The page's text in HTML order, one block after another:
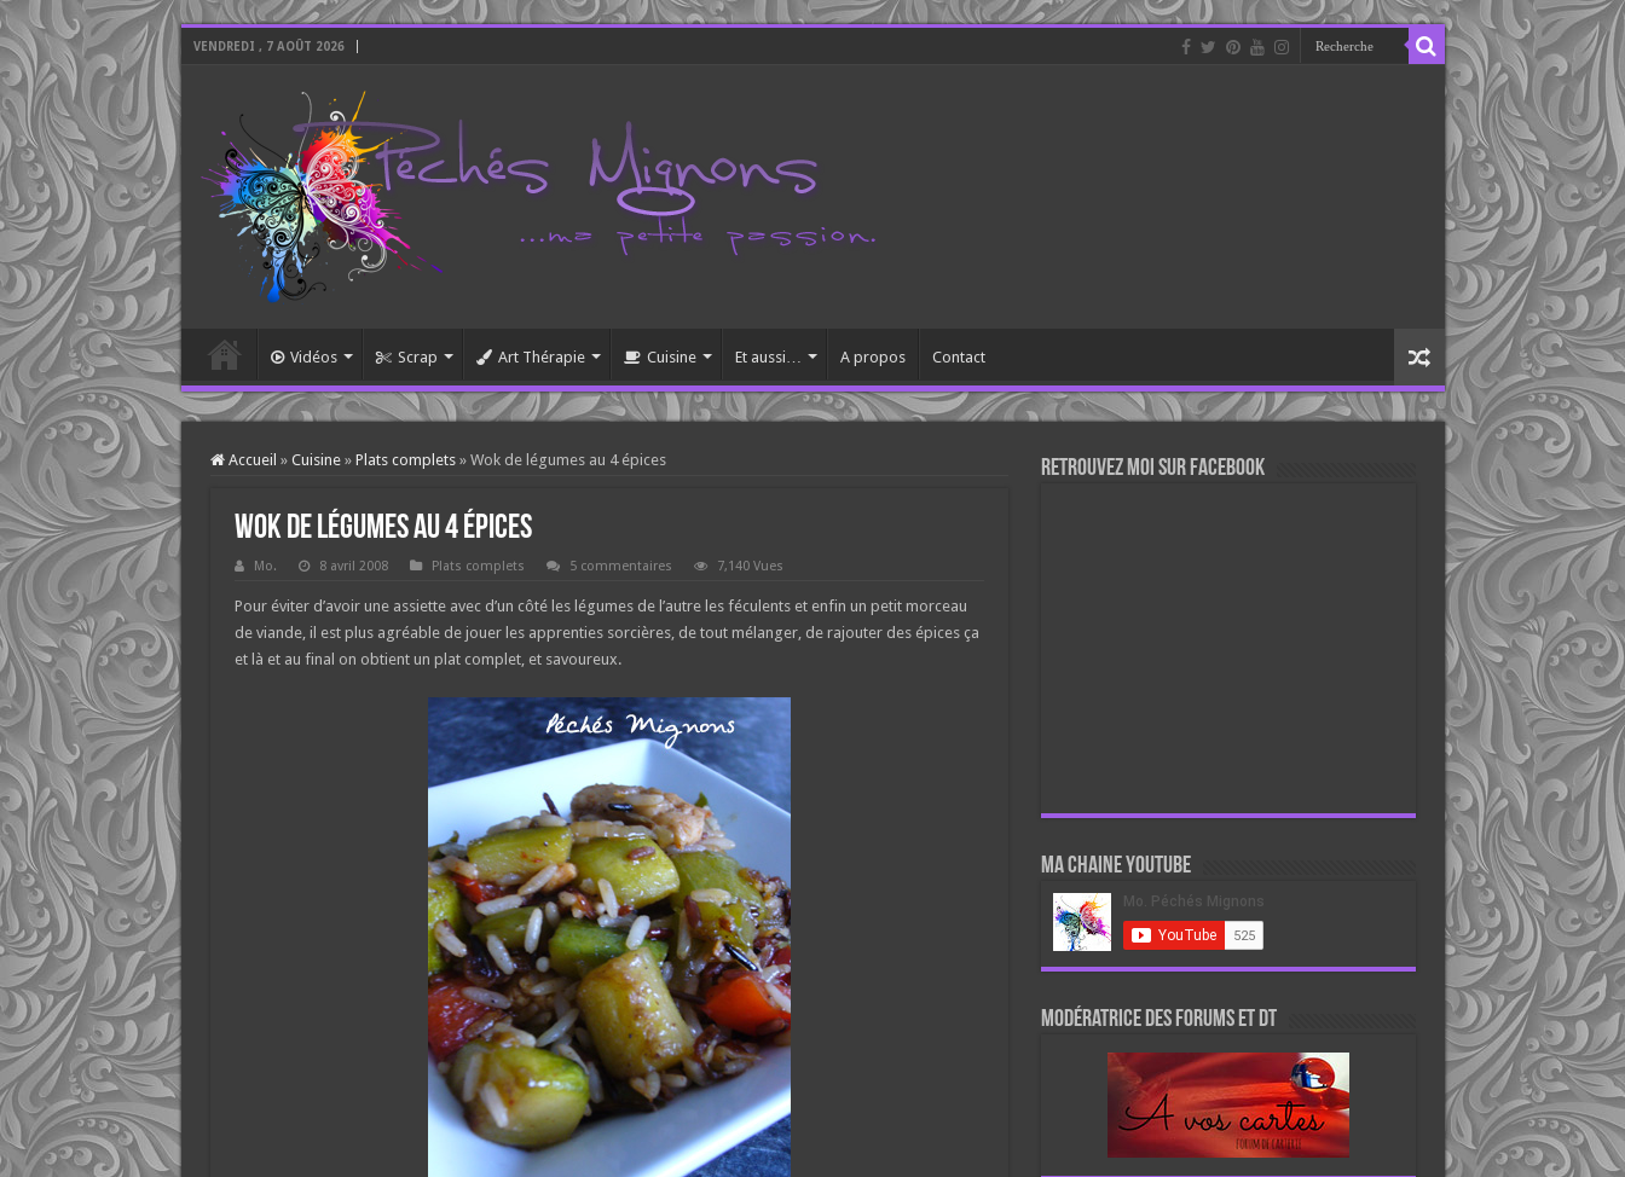
VENDREDI , 7 AOÛT 2026
Vidéos Scrap Art Thérapie Cuisine Et aussi… A propos Contact
Accueil » Cuisine » Plats complets » Wok de légumes au 4 épices
Wok de légumes au 4 épices
Mo. 8 avril 2008 Plats complets 5 commentaires 7,140 Vues
Pour éviter d’avoir une assiette avec d’un côté les légumes de l’autre les féculents et enfin un petit morceau
de viande, il est plus agréable de jouer les apprenties sorcières, de tout mélanger, de rajouter des épices ça
et là et au final on obtient un plat complet, et savoureux.
Retrouvez moi sur Facebook
Ma chaine Youtube
Modératrice des forums et DT